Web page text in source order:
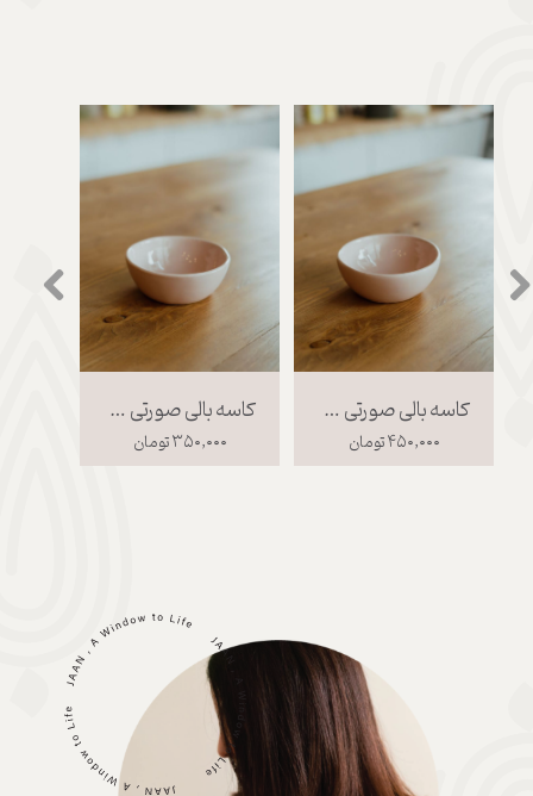
کاسه بالی صورتی سایز 1
۳۵۰,۰۰۰ تومان
کاسه بالی صورتی سایز 2
۴۵۰,۰۰۰ تومان